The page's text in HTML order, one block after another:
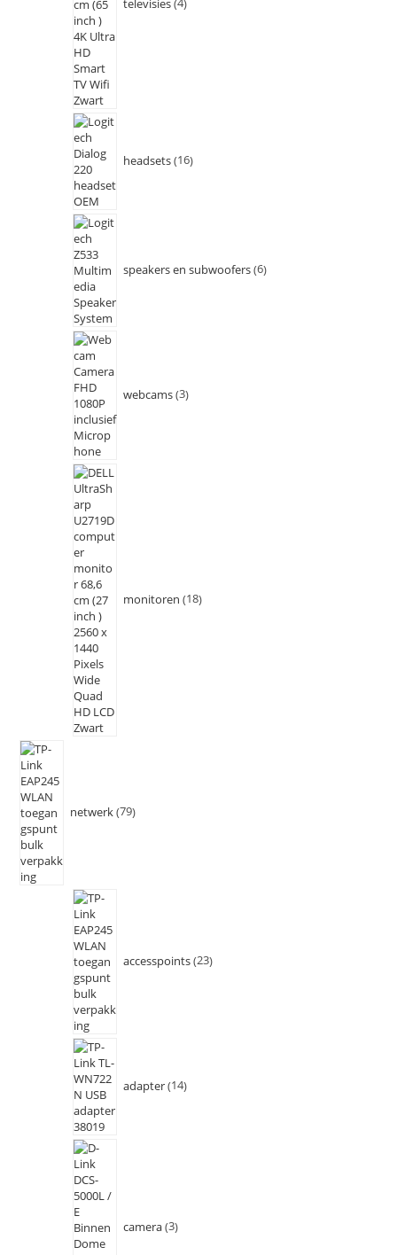
headsets 16
speakers en subwoofers 6
webcams 3
monitoren 18
netwerk 79
accesspoints 23
adapter 14
camera 3